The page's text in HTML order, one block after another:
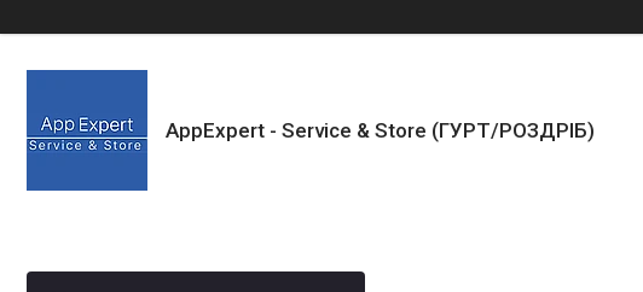
AppExpert - Service & Store (ГУРТ/РОЗДРІБ)